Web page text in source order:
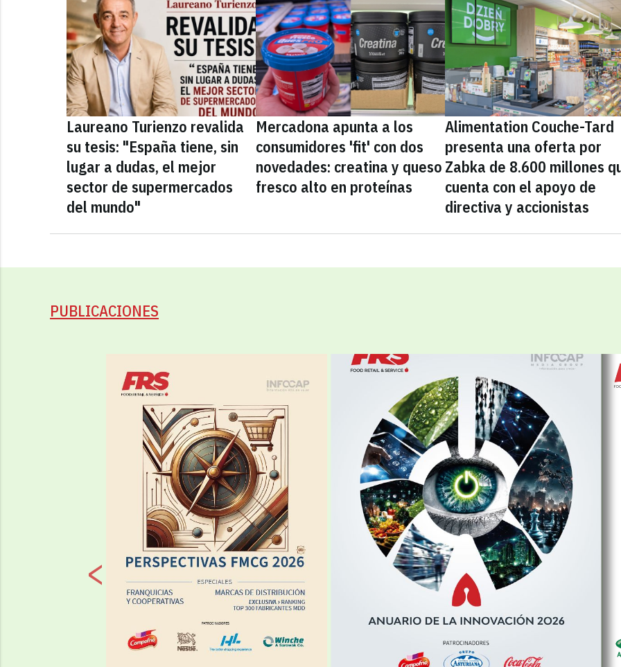
Laureano Turienzo revalida
su tesis: "España tiene, sin
lugar a dudas, el mejor
sector de supermercados
del mundo"
Mercadona apunta a los
consumidores 'fit' con dos
novedades: creatina y queso
fresco alto en proteínas
Alimentation Couche-Tard
presenta una oferta por
Zabka de 8.600 millones
cuenta con el apoyo de
directiva y accionistas
PUBLICACIONES